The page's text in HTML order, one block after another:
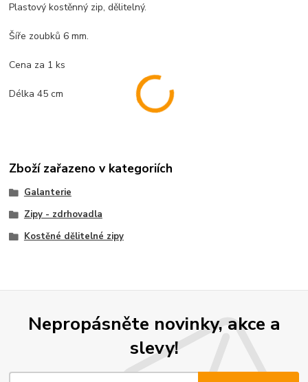
Plastový kostěnný zip, dělitelný.
Šíře zoubků 6 mm.
Cena za 1 ks
Délka 45 cm
Zboží zařazeno v kategoriích
Galanterie
Zipy - zdrhovadla
Kostěné dělitelné zipy
Nepropásněte novinky, akce a
slevy!